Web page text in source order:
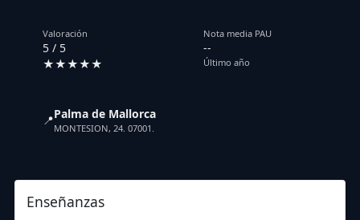
Valoración
5 / 5
★★★★★
Nota media PAU
--
Último año
📍Palma de Mallorca
MONTESION, 24. 07001.
Enseñanzas